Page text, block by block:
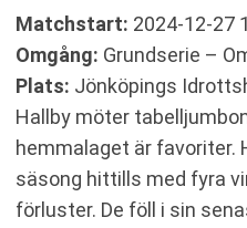
Matchstart: 2024-12-27
Omgång: Grundserie –
Plats: Jönköpings
Hallby möter
hemmalaget är favoriter.
säsong hittills med fyra
förluster. De föll i sin